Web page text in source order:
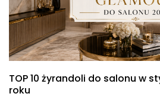
TOP 10 żyrandoli do salonu w
roku